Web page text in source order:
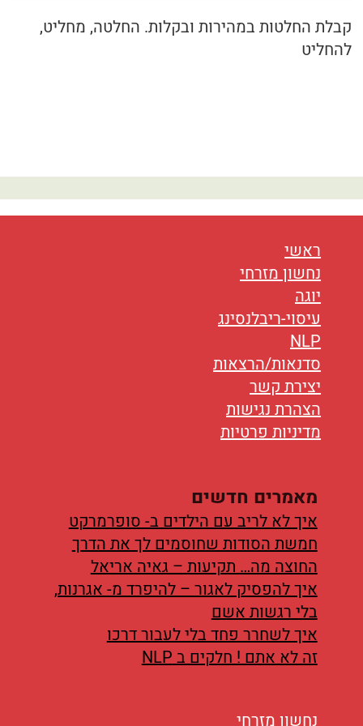
עיסוי
קבלת החלטות במהירות ובקלות. החלטה, מחליט,
להחליט
ראשי
נחשון מזרחי
יוגה
עיסוי-ריבלנסינג
NLP
סדנאות/הרצאות
יצירת קשר
הצהרת נגישות
מדיניות פרטיות
מאמרים חדשים
איך לא לריב עם הילדים ב- סופרמרקט
חמשת הסודות שחוסמים לך את הדרך
החוצה מה… תקיעות – גאיה אריאל
איך להפסיק לאגור – להיפרד מ- אגרנות,
בלי רגשות אשם
איך לשחרר פחד בלי לעבור דרכו
זה לא אתם ! חלקים ב NLP
נחשון מזרחי